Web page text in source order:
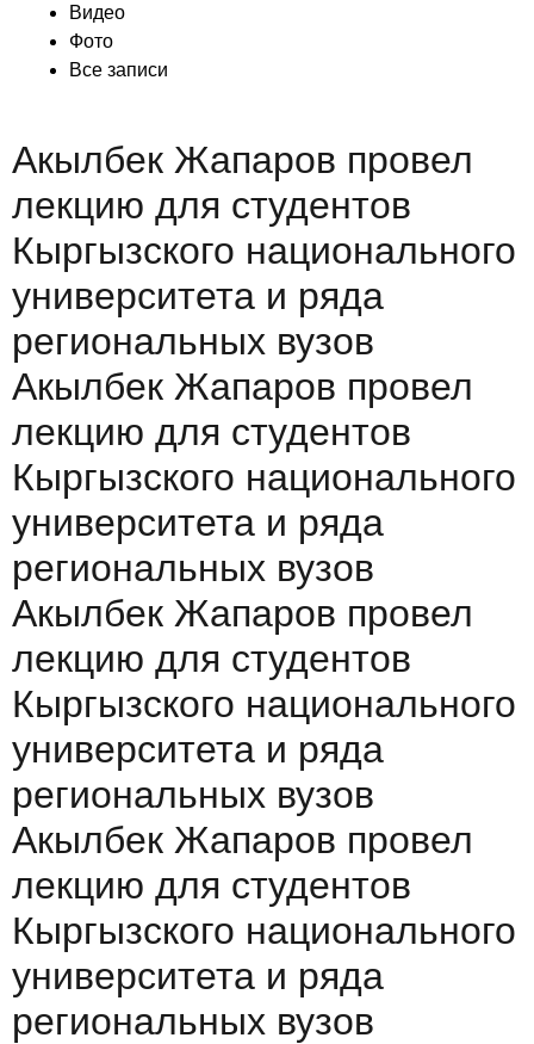
Видео
Фото
Все записи
Акылбек Жапаров провел
лекцию для студентов
Кыргызского национального
университета и ряда
региональных вузов
Акылбек Жапаров провел
лекцию для студентов
Кыргызского национального
университета и ряда
региональных вузов
Акылбек Жапаров провел
лекцию для студентов
Кыргызского национального
университета и ряда
региональных вузов
Акылбек Жапаров провел
лекцию для студентов
Кыргызского национального
университета и ряда
региональных вузов